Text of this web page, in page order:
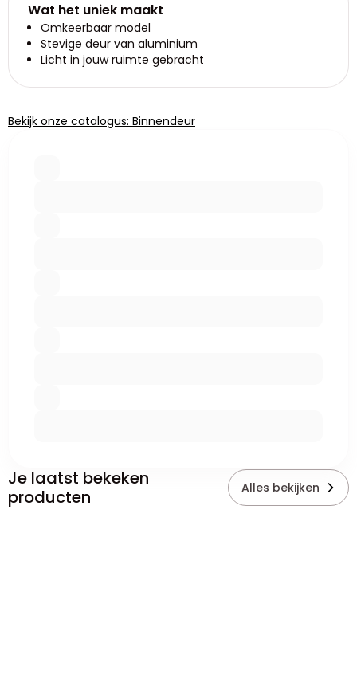
Wat het uniek maakt
Omkeerbaar model
Stevige deur van aluminium
Licht in jouw ruimte gebracht
Bekijk onze catalogus: Binnendeur
Je laatst bekeken
producten
Alles bekijken